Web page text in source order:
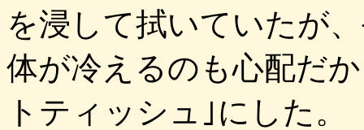
を浸して拭いていたが
体が冷えるのも心配だ
トティッシュ｣にした。